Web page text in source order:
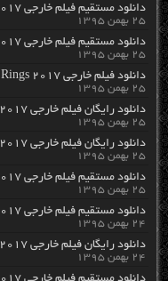
دانلود مستقیم فیلم خارجی The Fate of the Furious 2017 از سرور سایت
۲۵ بهمن ۱۳۹۵
دانلود مستقیم فیلم خارجی Running Wild 2017 از سرور سایت
۲۵ بهمن ۱۳۹۵
دانلود فیلم خارجی Rings 2017 از سرور سایت
۲۵ بهمن ۱۳۹۵
دانلود رایگان فیلم خارجی Dunkirk 2017 با لینک مستقیم
۲۵ بهمن ۱۳۹۵
دانلود رایگان فیلم خارجی Eloise 2017 با لینک مستقیم
۲۵ بهمن ۱۳۹۵
دانلود مستقیم فیلم خارجی Essex Heist 2017 از سرور سایت
۲۵ بهمن ۱۳۹۵
دانلود مستقیم فیلم خارجی Get the Girl 2017 از سرور سایت
۲۴ بهمن ۱۳۹۵
دانلود رایگان فیلم خارجی iBoy 2017 با لینک مستقیم
۲۴ بهمن ۱۳۹۵